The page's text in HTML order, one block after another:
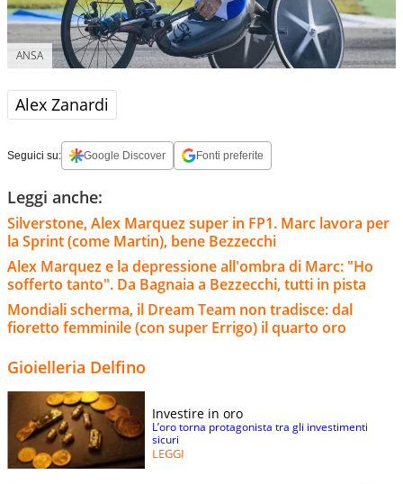
ANSA
Alex Zanardi
Seguici su: Google Discover Fonti preferite
Leggi anche:
Silverstone, Alex Marquez super in FP1. Marc lavora per
la Sprint (come Martin), bene Bezzecchi
Alex Marquez e la depressione all'ombra di Marc: "Ho
sofferto tanto". Da Bagnaia a Bezzecchi, tutti in pista
Mondiali scherma, il Dream Team non tradisce: dal
fioretto femminile (con super Errigo) il quarto oro
Gioielleria Delfino
Investire in oro
L’oro torna protagonista tra gli investimenti
sicuri
LEGGI